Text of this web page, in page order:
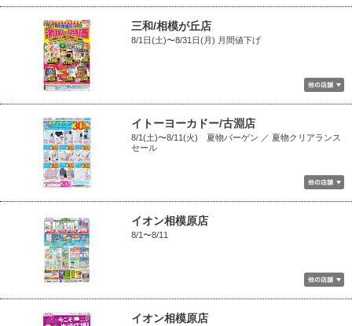
三和/相模が丘店
8/1日(土)〜8/31日(月) 月間値下げ
イトーヨーカドー/古淵店
8/1(土)〜8/11(火) 夏物バーゲン ／ 夏物クリアランス
セール
イオン相模原店
8/1〜8/11
イオン相模原店